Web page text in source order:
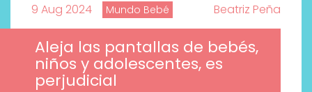
9 Aug 2024 Mundo Bebé Beatriz Peña
Aleja las pantallas de bebés,
niños y adolescentes, es
perjudicial